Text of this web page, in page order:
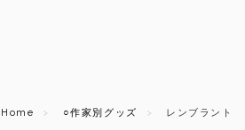
Home ○作家別グッズ レンブラント